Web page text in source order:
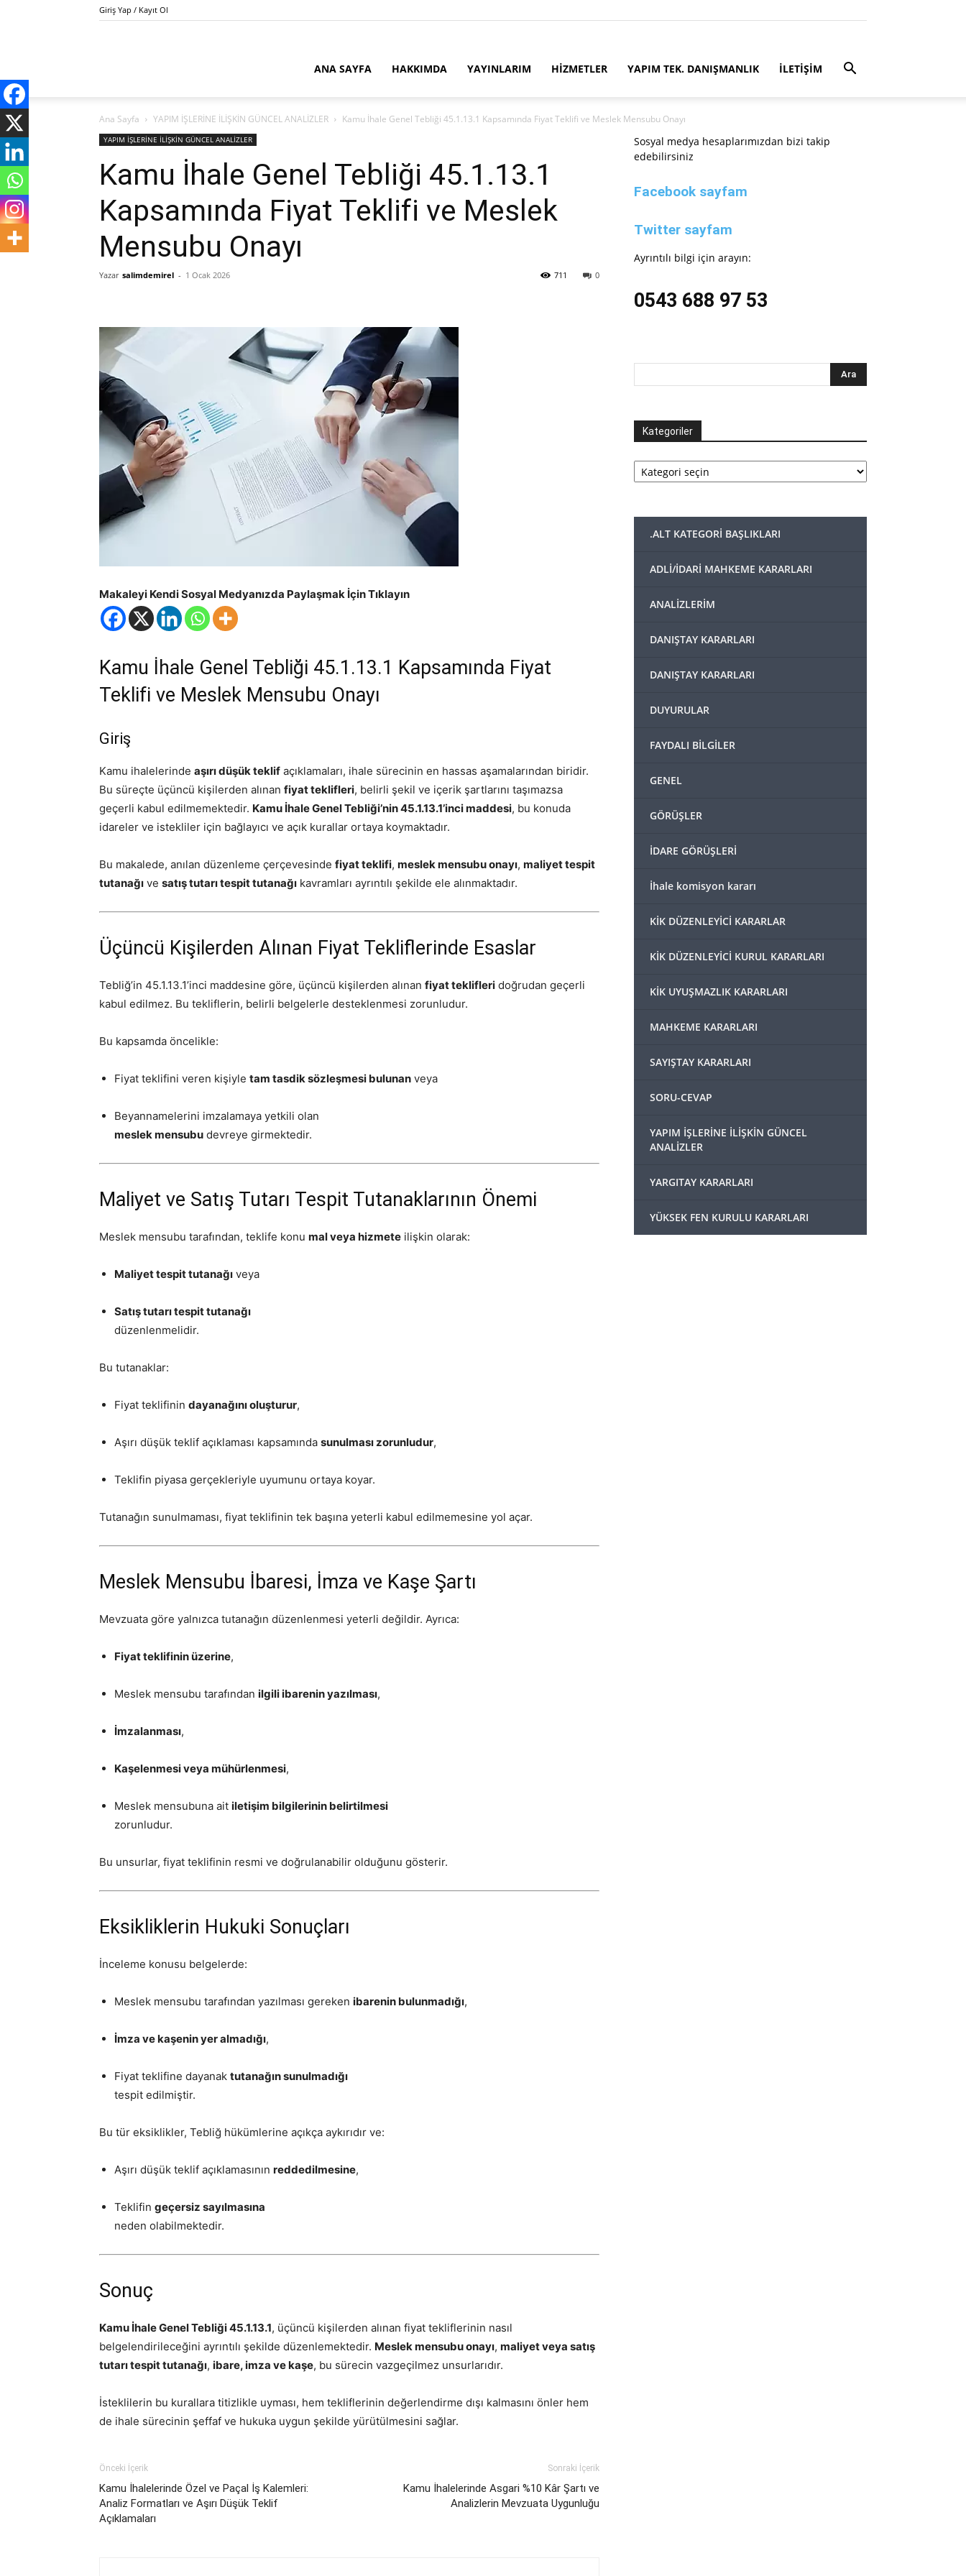
Giriş Yap / Kayıt Ol
İhale
Danışmanı
Demirel
ANA SAYFA HAKKIMDA YAYINLARIM HİZMETLER YAPIM TEK. DANIŞMANLIK İLETİŞİM
Ana Sayfa YAPIM İŞLERİNE İLİŞKİN GÜNCEL ANALİZLER Kamu İhale Genel Tebliği 45.1.13.1 Kapsamında Fiyat Teklifi ve Meslek Mensubu Onayı
YAPIM İŞLERİNE İLİŞKİN GÜNCEL ANALİZLER
Kamu İhale Genel Tebliği 45.1.13.1
Kapsamında Fiyat Teklifi ve Meslek
Mensubu Onayı
Yazar salimdemirel - 1 Ocak 2026 0
711
Makaleyi Kendi Sosyal Medyanızda Paylaşmak İçin Tıklayın
Kamu İhale Genel Tebliği 45.1.13.1 Kapsamında Fiyat
Teklifi ve Meslek Mensubu Onayı
Giriş
Kamu ihalelerinde aşırı düşük teklif açıklamaları, ihale sürecinin en hassas aşamalarından biridir.
Bu süreçte üçüncü kişilerden alınan fiyat teklifleri, belirli şekil ve içerik şartlarını taşımazsa
geçerli kabul edilmemektedir. Kamu İhale Genel Tebliği’nin 45.1.13.1’inci maddesi, bu konuda
idareler ve istekliler için bağlayıcı ve açık kurallar ortaya koymaktadır.
Bu makalede, anılan düzenleme çerçevesinde fiyat teklifi, meslek mensubu onayı, maliyet tespit
tutanağı ve satış tutarı tespit tutanağı kavramları ayrıntılı şekilde ele alınmaktadır.
Üçüncü Kişilerden Alınan Fiyat Tekliflerinde Esaslar
Tebliğ’in 45.1.13.1’inci maddesine göre, üçüncü kişilerden alınan fiyat teklifleri doğrudan geçerli
kabul edilmez. Bu tekliflerin, belirli belgelerle desteklenmesi zorunludur.
Bu kapsamda öncelikle:
Fiyat teklifini veren kişiyle tam tasdik sözleşmesi bulunan veya
Beyannamelerini imzalamaya yetkili olan
meslek mensubu devreye girmektedir.
Maliyet ve Satış Tutarı Tespit Tutanaklarının Önemi
Meslek mensubu tarafından, teklife konu mal veya hizmete ilişkin olarak:
Maliyet tespit tutanağı veya
Satış tutarı tespit tutanağı
düzenlenmelidir.
Bu tutanaklar:
Fiyat teklifinin dayanağını oluşturur,
Aşırı düşük teklif açıklaması kapsamında sunulması zorunludur,
Teklifin piyasa gerçekleriyle uyumunu ortaya koyar.
Tutanağın sunulmaması, fiyat teklifinin tek başına yeterli kabul edilmemesine yol açar.
Meslek Mensubu İbaresi, İmza ve Kaşe Şartı
Mevzuata göre yalnızca tutanağın düzenlenmesi yeterli değildir. Ayrıca:
Fiyat teklifinin üzerine,
Meslek mensubu tarafından ilgili ibarenin yazılması,
İmzalanması,
Kaşelenmesi veya mühürlenmesi,
Meslek mensubuna ait iletişim bilgilerinin belirtilmesi
zorunludur.
Bu unsurlar, fiyat teklifinin resmi ve doğrulanabilir olduğunu gösterir.
Eksikliklerin Hukuki Sonuçları
İnceleme konusu belgelerde:
Meslek mensubu tarafından yazılması gereken ibarenin bulunmadığı,
İmza ve kaşenin yer almadığı,
Fiyat teklifine dayanak tutanağın sunulmadığı
tespit edilmiştir.
Bu tür eksiklikler, Tebliğ hükümlerine açıkça aykırıdır ve:
Aşırı düşük teklif açıklamasının reddedilmesine,
Teklifin geçersiz sayılmasına
neden olabilmektedir.
Sonuç
Kamu İhale Genel Tebliği 45.1.13.1, üçüncü kişilerden alınan fiyat tekliflerinin nasıl
belgelendirileceğini ayrıntılı şekilde düzenlemektedir. Meslek mensubu onayı, maliyet veya satış
tutarı tespit tutanağı, ibare, imza ve kaşe, bu sürecin vazgeçilmez unsurlarıdır.
İsteklilerin bu kurallara titizlikle uyması, hem tekliflerinin değerlendirme dışı kalmasını önler hem
de ihale sürecinin şeffaf ve hukuka uygun şekilde yürütülmesini sağlar.
Önceki İçerik
Kamu İhalelerinde Özel ve Paçal İş Kalemleri:
Analiz Formatları ve Aşırı Düşük Teklif
Açıklamaları
Sonraki İçerik
Kamu İhalelerinde Asgari %10 Kâr Şartı ve
Analizlerin Mevzuata Uygunluğu
Sosyal medya hesaplarımızdan bizi takip
edebilirsiniz
Facebook sayfam
Twitter sayfam
Ayrıntılı bilgi için arayın:
0543 688 97 53
Kategoriler
Kategoriler
.ALT KATEGORİ BAŞLIKLARI
ADLİ/İDARİ MAHKEME KARARLARI
ANALİZLERİM
DANIŞTAY KARARLARI
DANIŞTAY KARARLARI
DUYURULAR
FAYDALI BİLGİLER
GENEL
GÖRÜŞLER
İDARE GÖRÜŞLERİ
İhale komisyon kararı
KİK DÜZENLEYİCİ KARARLAR
KİK DÜZENLEYİCİ KURUL KARARLARI
KİK UYUŞMAZLIK KARARLARI
MAHKEME KARARLARI
SAYIŞTAY KARARLARI
SORU-CEVAP
YAPIM İŞLERİNE İLİŞKİN GÜNCEL
ANALİZLER
YARGITAY KARARLARI
YÜKSEK FEN KURULU KARARLARI